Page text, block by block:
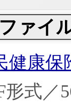
ァイ
健康
形式／